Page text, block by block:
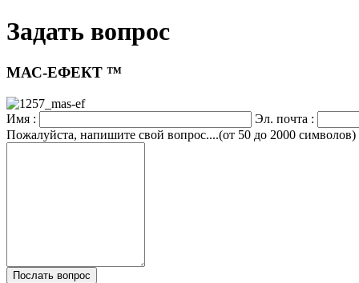
Задать вопрос
МАС-ЕФЕКТ ™
Имя :
Эл. почта :
Пожалуйста, напишите свой вопрос....(от 50 до 2000 символов)